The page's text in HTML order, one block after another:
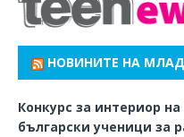
НОВИНИТЕ НА
Конкурс за интериор
български ученици за